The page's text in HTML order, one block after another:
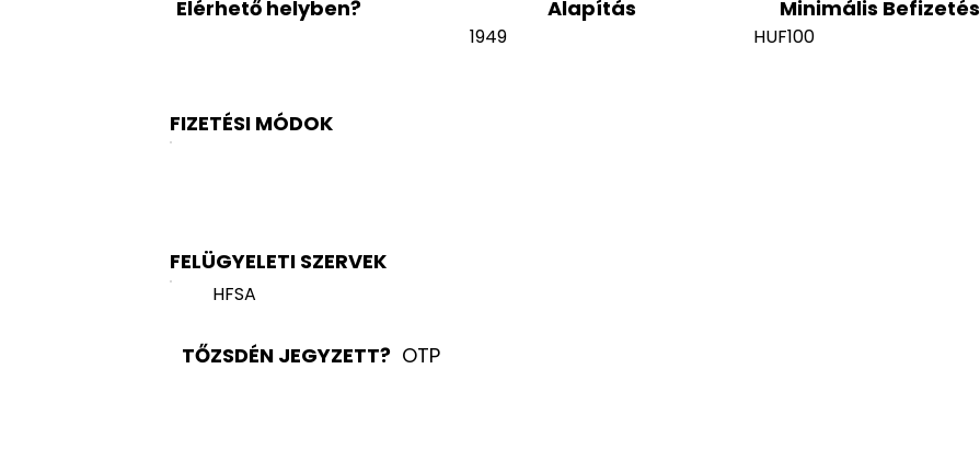
Elérhető helyben? Alapítás
1949
Minimális Befizetés
HUF100
FIZETÉSI MÓDOK
FELÜGYELETI SZERVEK
HFSA
TŐZSDÉN JEGYZETT? OTP